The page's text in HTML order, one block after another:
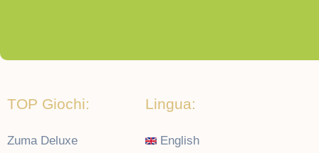
TOP Giochi:
Zuma Deluxe
Lingua:
English